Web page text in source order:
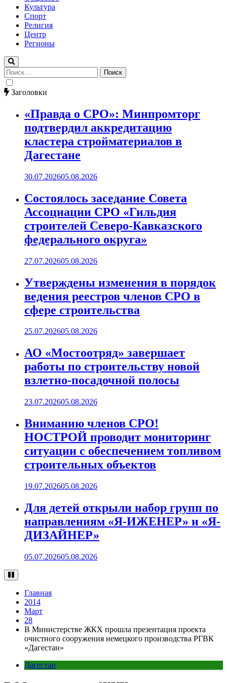
Культура
Спорт
Религия
Центр
Регионы
Найти:
Заголовки
«Правда о СРО»: Минпромторг
подтвердил аккредитацию
кластера стройматериалов в
Дагестане
30.07.202605.08.2026
Состоялось заседание Совета
Ассоциации СРО «Гильдия
строителей Северо-Кавказского
федерального округа»
27.07.202605.08.2026
Утверждены изменения в порядок
ведения реестров членов СРО в
сфере строительства
25.07.202605.08.2026
АО «Мостоотряд» завершает
работы по строительству новой
взлетно-посадочной полосы
23.07.202605.08.2026
Вниманию членов СРО!
НОСТРОЙ проводит мониторинг
ситуации с обеспечением топливом
строительных объектов
19.07.202605.08.2026
Для детей открыли набор групп по
направлениям «Я-ИЖЕНЕР» и «Я-
ДИЗАЙНЕР»
05.07.202605.08.2026
Главная
2014
Март
28
В Министерстве ЖКХ прошла презентация проекта
очистного сооружения немецкого производства РГВК
«Дагестан»
Дагестан